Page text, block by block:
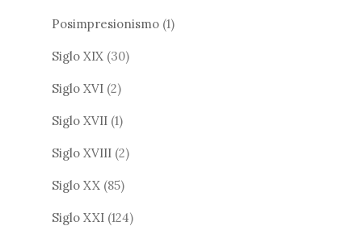
Posimpresionismo (1)
Siglo XIX (30)
Siglo XVI (2)
Siglo XVII (1)
Siglo XVIII (2)
Siglo XX (85)
Siglo XXI (124)